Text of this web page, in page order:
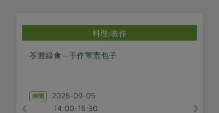
料理/教作
苓雅綠食—手作葷素包子
時間 2026-09-05
14:00-16:30